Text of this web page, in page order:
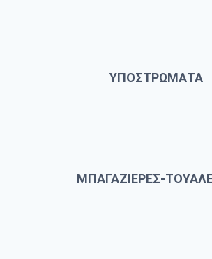
ΥΠΟΣΤΡΩΜΑΤΑ
ΜΠΑΓΑΖΙΕΡΕΣ-